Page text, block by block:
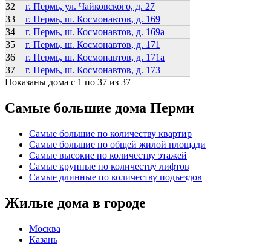
32
г. Пермь, ул. Чайковского, д. 27
33
г. Пермь, ш. Космонавтов, д. 169
34
г. Пермь, ш. Космонавтов, д. 169а
35
г. Пермь, ш. Космонавтов, д. 171
36
г. Пермь, ш. Космонавтов, д. 171а
37
г. Пермь, ш. Космонавтов, д. 173
Показаны дома с 1 по 37 из 37
Самые большие дома Перми
Самые большие по количеству квартир
Самые большие по общей жилой площади
Самые высокие по количеству этажей
Самые крупные по количеству лифтов
Самые длинные по количеству подъездов
Жилые дома в городе
Москва
Казань